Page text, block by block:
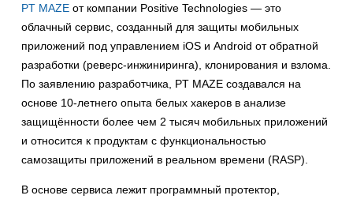
PT MAZE от компании Positive Technologies — это
облачный сервис, созданный для защиты мобильных
приложений под управлением iOS и Android от обратной
разработки (реверс-инжиниринга), клонирования и взлома.
По заявлению разработчика, PT MAZE создавался на
основе 10-летнего опыта белых хакеров в анализе
защищённости более чем 2 тысяч мобильных приложений
и относится к продуктам с функциональностью
самозащиты приложений в реальном времени (RASP).
В основе сервиса лежит программный протектор,